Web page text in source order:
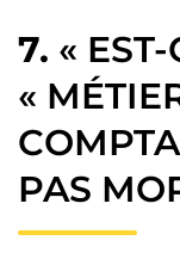
7. «
«
PAS